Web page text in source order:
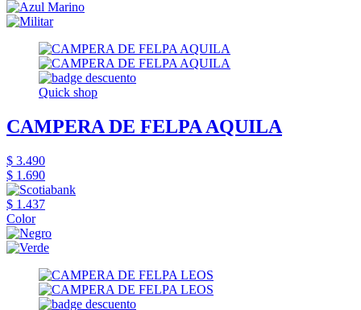
Quick shop
CAMPERA DE FELPA AQUILA
$ 3.490
$ 1.690
$ 1.437
Color